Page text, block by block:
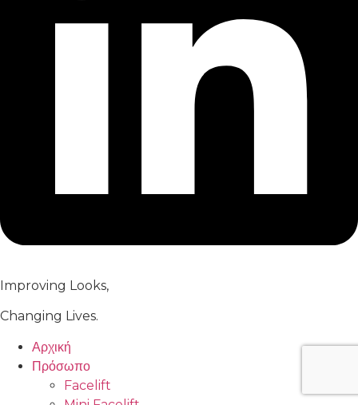
Improving Looks,
Changing Lives.
Αρχική
Πρόσωπο
Facelift